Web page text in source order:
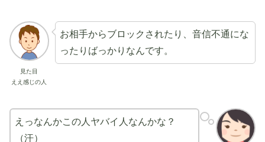
見た目
ええ感じの人
お相手からブロックされたり、音信不通にな
ったりばっかりなんです。
えっなんかこの人ヤバイ人なんかな？
（汗）